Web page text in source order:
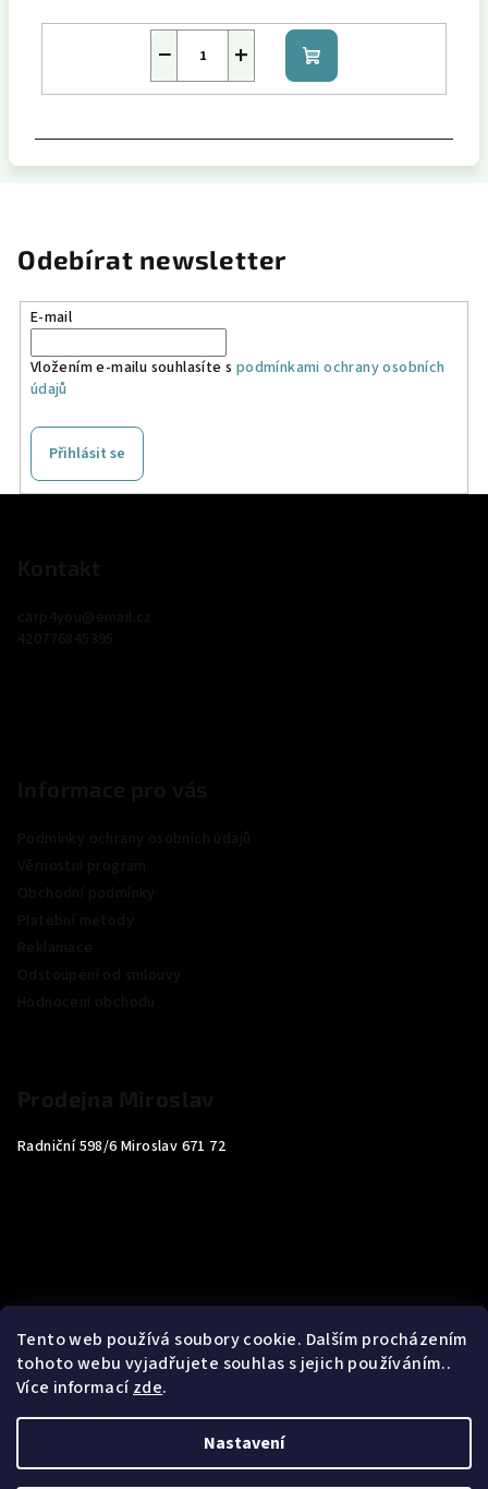
Tento web používá soubory cookie. Dalším procházením
tohoto webu vyjadřujete souhlas s jejich používáním..
Více informacízde.
Nastavení
+
− Do
košíku
Odebírat newsletter
E-mail
Vložením e-mailu souhlasíte s podmínkami ochrany osobních
údajů
Přihlásit se
Radniční 598/6 Miroslav 671 72